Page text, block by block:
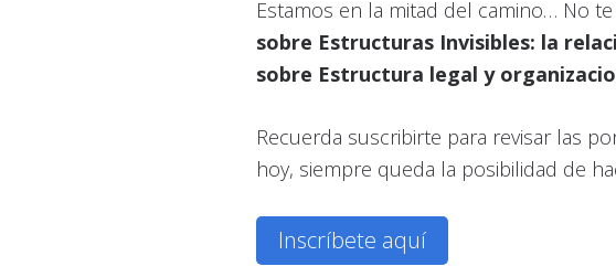
Estamos en la mitad del camino… No
sobre Estructuras Invisibles: la
sobre Estructura legal y
Recuerda suscribirte para revisar las
hoy, siempre queda la posibilidad de
Inscríbete aquí